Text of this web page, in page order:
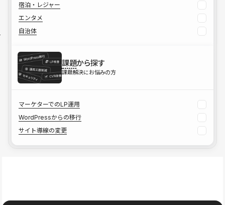
宿泊・レジャー
エンタメ
自治体
課題から探す
課題解決にお悩みの方
マーケターでのLP運用
WordPressからの移行
サイト導線の変更